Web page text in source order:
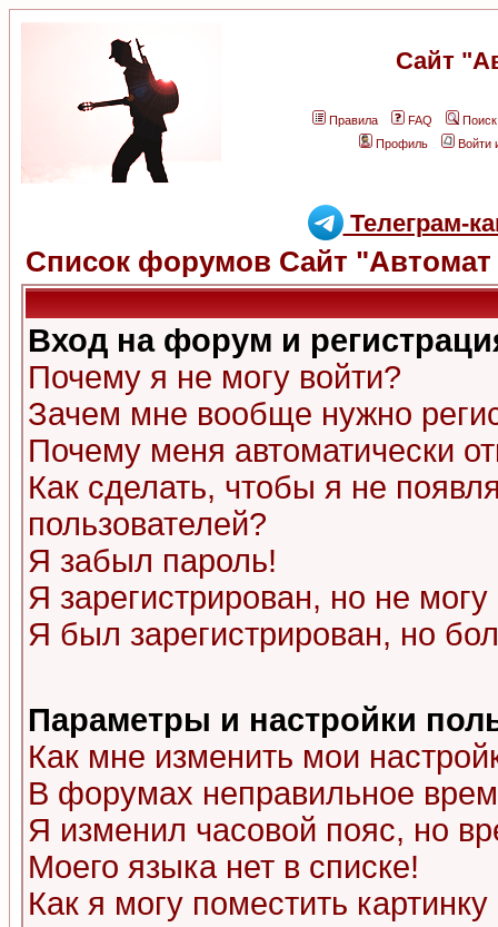
Сайт
Правила FAQ
Поиск
Профиль
Войти
Телеграм-
Список форумов Сайт "Автомат
Вход на форум и
Почему я не могу войти?
Зачем мне вообще нужно
Почему меня автоматически
Как сделать, чтобы я не
пользователей?
Я забыл пароль!
Я зарегистрирован, но не могу
Я был зарегистрирован, но
Параметры и настройки
Как мне изменить мои
В форумах неправильное
Я изменил часовой пояс, но
Моего языка нет в списке!
Как я могу поместить